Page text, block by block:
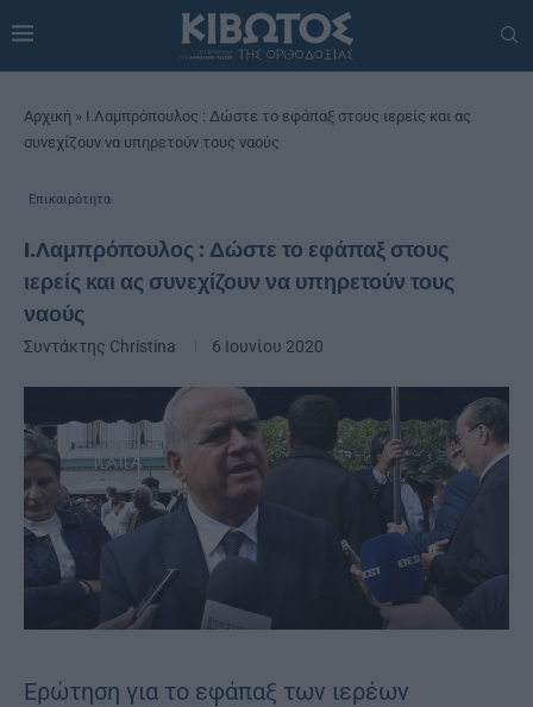
Αρχική » I.Λαμπρόπουλος : Δώστε το εφάπαξ στους ιερείς και ας
συνεχίζουν να υπηρετούν τους ναούς
Επικαιρότητα
I.Λαμπρόπουλος : Δώστε το εφάπαξ στους
ιερείς και ας συνεχίζουν να υπηρετούν τους
ναούς
Συντάκτης Christina 6 Ιουνίου 2020
Ερώτηση για το εφάπαξ των ιερέων